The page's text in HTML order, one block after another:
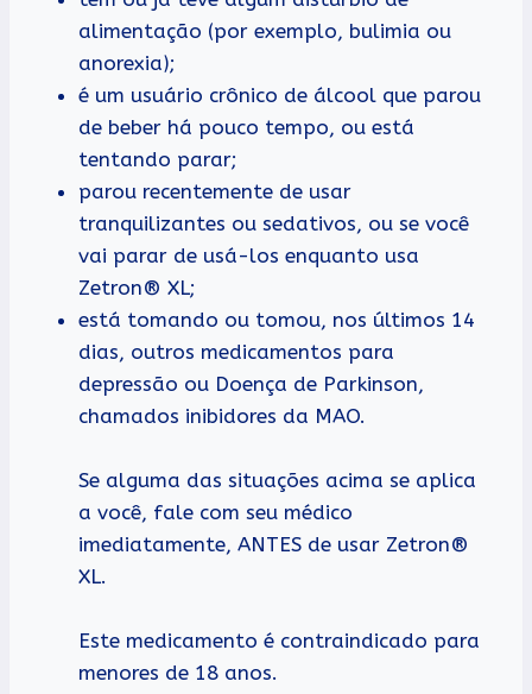
alimentação (por exemplo, bulimia ou
anorexia);
é um usuário crônico de álcool que parou
de beber há pouco tempo, ou está
tentando parar;
parou recentemente de usar
tranquilizantes ou sedativos, ou se você
vai parar de usá-los enquanto usa
Zetron® XL;
está tomando ou tomou, nos últimos 14
dias, outros medicamentos para
depressão ou Doença de Parkinson,
chamados inibidores da MAO.
Se alguma das situações acima se aplica
a você, fale com seu médico
imediatamente, ANTES de usar Zetron®
XL.
Este medicamento é contraindicado para
menores de 18 anos.